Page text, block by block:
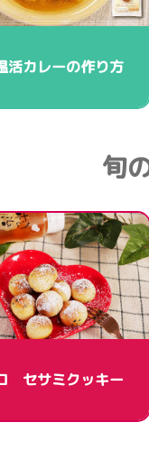
活カレーの作り方
旬
セサミクッキー